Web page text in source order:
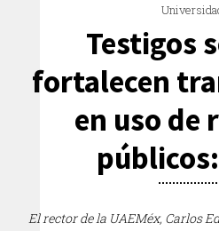
Testigos
fortalecen
en uso de
El rector de la UAEMéx, Carlos